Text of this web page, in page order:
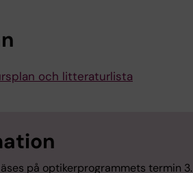
och litteraturlista
på optikerprogrammets termin 3.